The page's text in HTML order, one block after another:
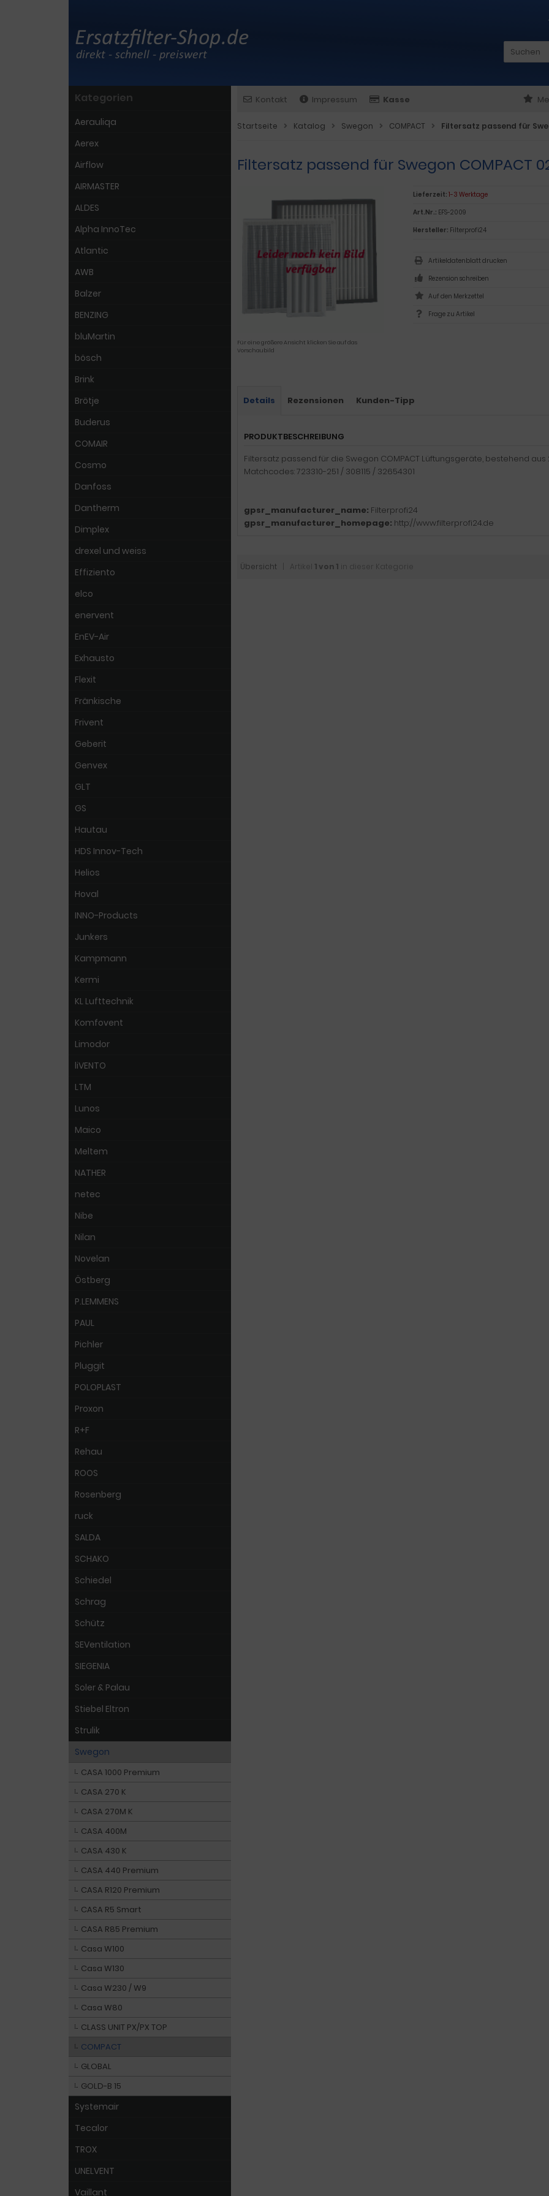
Kontakt Impressum Kasse
Startseite Katalog Swegon COMPACT Filtersatz passend für
Filtersatz passend für Swegon COMPACT
Für eine größere Ansicht klicken Sie auf das
Vorschaubild
Lieferzeit: 1-3 Werktage
Art.Nr.: EFS-2009
Hersteller: Filterprofi24
Artikeldatenblatt drucken
Rezension schreiben
Frage zu Artikel
Details Rezensionen Kunden-Tipp
PRODUKTBESCHREIBUNG
Filtersatz passend für die Swegon COMPACT Lüftungsgeräte, bestehend aus
Matchcodes: 723310-251 / 308115 / 32654301
gpsr_manufacturer_name: Filterprofi24
gpsr_manufacturer_homepage: http://www.filterprofi24.de
Übersicht | Artikel 1 von 1 in dieser Kategorie
Kategorien
Aerauliqa
Aerex
Airflow
AIRMASTER
ALDES
Alpha InnoTec
Atlantic
AWB
Balzer
BENZING
bluMartin
bösch
Brink
Brötje
Buderus
COMAIR
Cosmo
Danfoss
Dantherm
Dimplex
drexel und weiss
Effiziento
elco
enervent
EnEV-Air
Exhausto
Flexit
Fränkische
Frivent
Geberit
Genvex
GLT
GS
Hautau
HDS Innov-Tech
Helios
Hoval
INNO-Products
Junkers
Kampmann
Kermi
KL Lufttechnik
Komfovent
Limodor
liVENTO
LTM
Lunos
Maico
Meltem
NATHER
netec
Nibe
Nilan
Novelan
Östberg
P.LEMMENS
PAUL
Pichler
Pluggit
POLOPLAST
Proxon
R+F
Rehau
ROOS
Rosenberg
ruck
SALDA
SCHAKO
Schiedel
Schrag
Schütz
SEVentilation
SIEGENIA
Soler & Palau
Stiebel Eltron
Strulik
Swegon
CASA 1000 Premium
CASA 270 K
CASA 270M K
CASA 400M
CASA 430 K
CASA 440 Premium
CASA R120 Premium
CASA R5 Smart
CASA R85 Premium
Casa W100
Casa W130
Casa W230 / W9
Casa W80
CLASS UNIT PX/PX TOP
COMPACT
GLOBAL
GOLD-B 15
Systemair
Tecalor
TROX
UNELVENT
Vaillant